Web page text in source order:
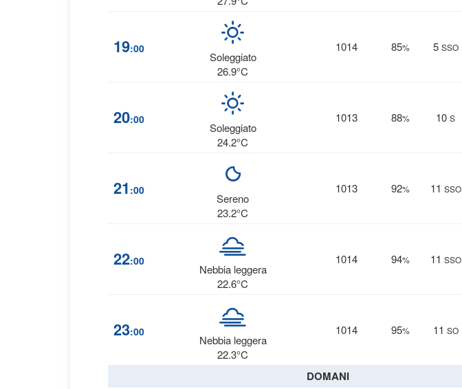
19:00
Soleggiato
26.9°C
1014 85% 5 SSO
20:00
Soleggiato
24.2°C
1013 88% 10 S
21 :00
Sereno
23.2°C
1013 92% 11 SSO
22:00
Nebbia leggera
22.6°C
1014 94% 11 SSO
23:00
Nebbia leggera
22.3°C
1014 95% 11 SO
DOMANI